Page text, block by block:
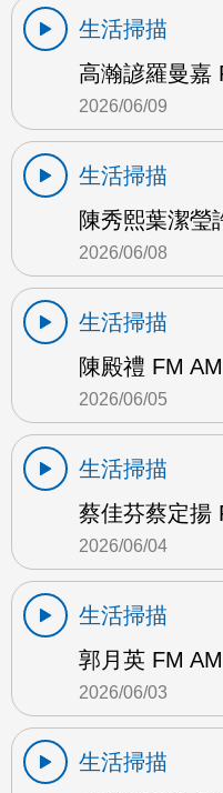
生活掃描
高瀚諺羅曼嘉
2026/06/09
生活掃描
陳秀熙葉潔瑩
2026/06/08
生活掃描
陳殿禮 FM AM
2026/06/05
生活掃描
蔡佳芬蔡定揚
2026/06/04
生活掃描
郭月英 FM AM
2026/06/03
生活掃描